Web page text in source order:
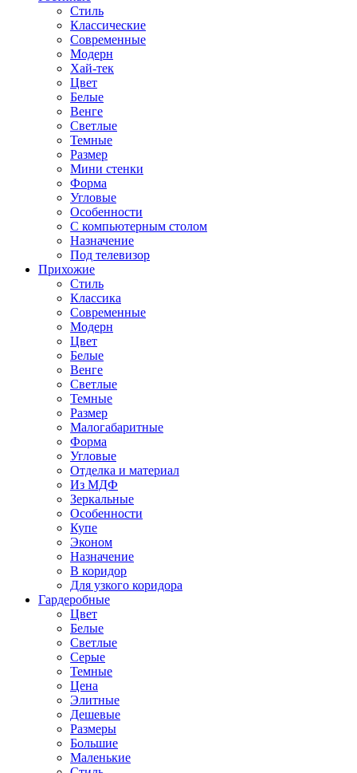
Стиль
Классические
Современные
Модерн
Хай-тек
Цвет
Белые
Венге
Светлые
Темные
Размер
Мини стенки
Форма
Угловые
Особенности
С компьютерным столом
Назначение
Под телевизор
Прихожие
Стиль
Классика
Современные
Модерн
Цвет
Белые
Венге
Светлые
Темные
Размер
Малогабаритные
Форма
Угловые
Отделка и материал
Из МДФ
Зеркальные
Особенности
Купе
Эконом
Назначение
В коридор
Для узкого коридора
Гардеробные
Цвет
Белые
Светлые
Серые
Темные
Цена
Элитные
Дешевые
Размеры
Большие
Маленькие